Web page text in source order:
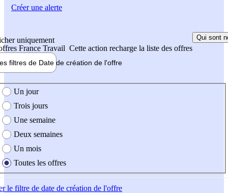
uniquement
France Travail Cette action recharge la liste des offres
Qui sont
filtres de Date de création de l'offre
création de l'offre
Un jour
Trois jours
Une semaine
Deux semaines
Un mois
Toutes les offres
le filtre de date de création de l'offre
Créer une alerte